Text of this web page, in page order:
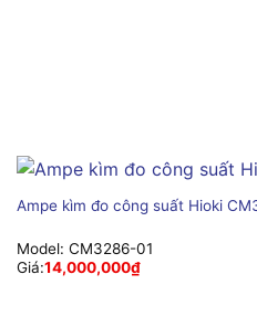
Ampe kìm đo công suất Hioki
Model: CM3286-01
Giá:14,000,000₫